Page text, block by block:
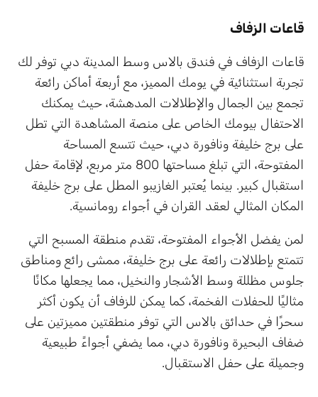
قاعات الزفاف
قاعات الزفاف في فندق بالاس وسط المدينة دبي توفر لك
تجربة استثنائية في يومك المميز، مع أربعة أماكن رائعة
تجمع بين الجمال والإطلالات المدهشة، حيث يمكنك
الاحتفال بيومك الخاص على منصة المشاهدة التي تطل
على برج خليفة ونافورة دبي، حيث تتسع المساحة
المفتوحة، التي تبلغ مساحتها 800 متر مربع، لإقامة حفل
استقبال كبير. بينما يُعتبر الغازيبو المطل على برج خليفة
المكان المثالي لعقد القران في أجواء رومانسية.
لمن يفضل الأجواء المفتوحة، تقدم منطقة المسبح التي
تتمتع بإطلالات رائعة على برج خليفة، ممشى رائع ومناطق
جلوس مظللة وسط الأشجار والنخيل، مما يجعلها مكانًا
مثاليًا للحفلات الفخمة، كما يمكن للزفاف أن يكون أكثر
سحرًا في حدائق بالاس التي توفر منطقتين مميزتين على
ضفاف البحيرة ونافورة دبي، مما يضفي أجواءً طبيعية
وجميلة على حفل الاستقبال.